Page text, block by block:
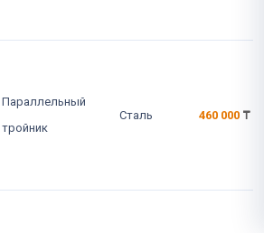
Параллельный
тройник
Сталь 460 000 ₸